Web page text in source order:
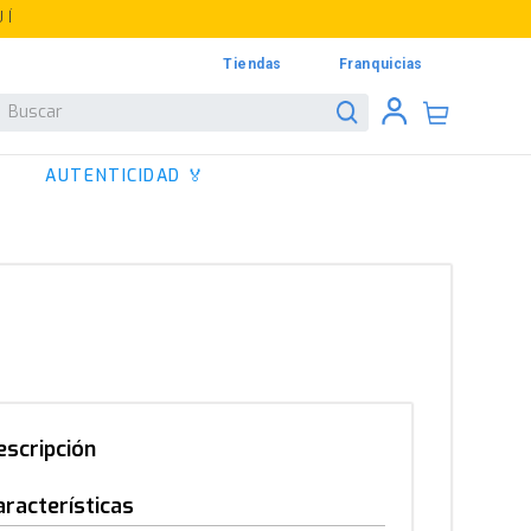
Tiendas Franquicias
Buscar
AUTENTICIDAD 🏅